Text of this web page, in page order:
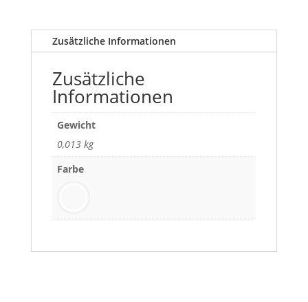
Zusätzliche Informationen
Zusätzliche
Informationen
Gewicht
0,013 kg
Farbe